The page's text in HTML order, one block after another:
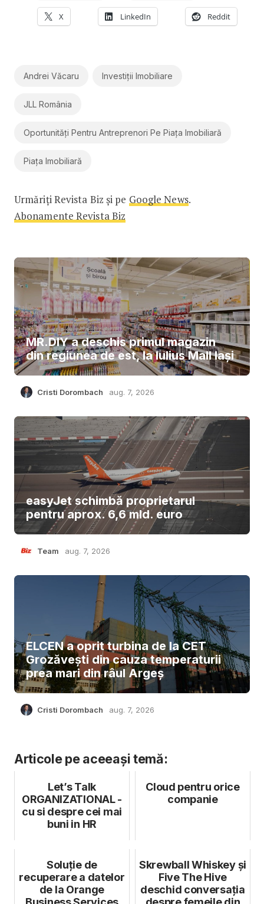
X LinkedIn Reddit
Andrei Văcaru Investiții Imobiliare
JLL România
Oportunități Pentru Antreprenori Pe Piața Imobiliară
Piața Imobiliară
Urmăriți Revista Biz și pe Google News.
Abonamente Revista Biz
MR.DIY a deschis primul magazin
din regiunea de est, la Iulius Mall Iași
Cristi Dorombach aug. 7, 2026
easyJet schimbă proprietarul
pentru aprox. 6,6 mld. euro
Team aug. 7, 2026
ELCEN a oprit turbina de la CET
Grozăvești din cauza temperaturii
prea mari din râul Argeș
Cristi Dorombach aug. 7, 2026
Articole pe aceeași temă:
Let’s Talk
ORGANIZATIONAL -
cu si despre cei mai
buni in HR
Cloud pentru orice
companie
Soluție de
recuperare a datelor
de la Orange
Skrewball Whiskey și
Five The Hive
deschid conversația